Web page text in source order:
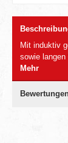
Mit induktiv
sowie
Mehr